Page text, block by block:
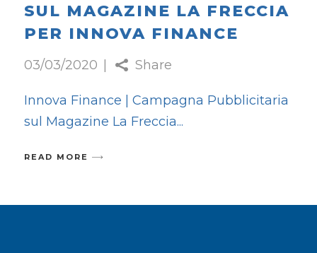
SUL MAGAZINE LA FRECCIA
PER INNOVA FINANCE
03/03/2020 Share
Innova Finance | Campagna Pubblicitaria
sul Magazine La Freccia
READ MORE